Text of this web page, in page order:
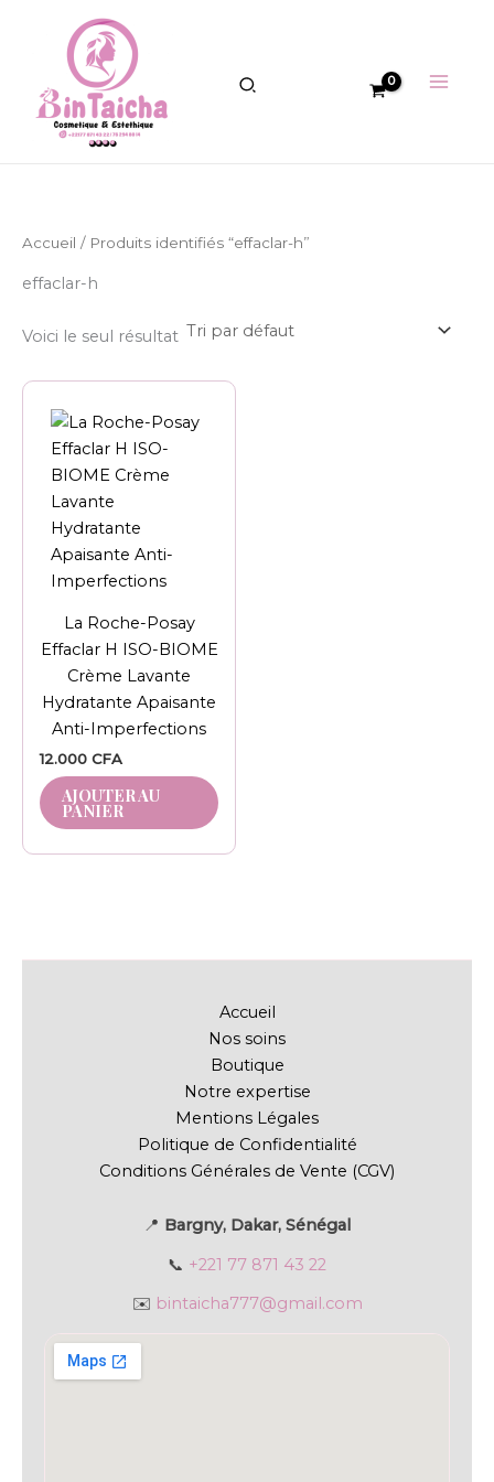
Accueil / Produits identifiés “effaclar-h”
effaclar-h
Voici le seul résultat
La Roche-Posay
Effaclar H ISO-BIOME
Crème Lavante
Hydratante Apaisante
Anti-Imperfections
12.000 CFA
AJOUTER AU
PANIER
Accueil
Nos soins
Boutique
Notre expertise
Mentions Légales
Politique de Confidentialité
Conditions Générales de Vente (CGV)
📍 Bargny, Dakar, Sénégal
📞 +221 77 871 43 22
✉️ bintaicha777@gmail.com